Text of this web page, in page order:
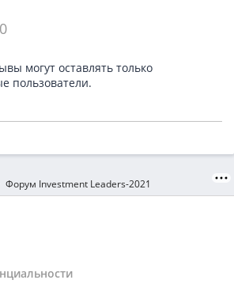
0
могут оставлять только
пользователи.
Форум Investment Leaders-2021